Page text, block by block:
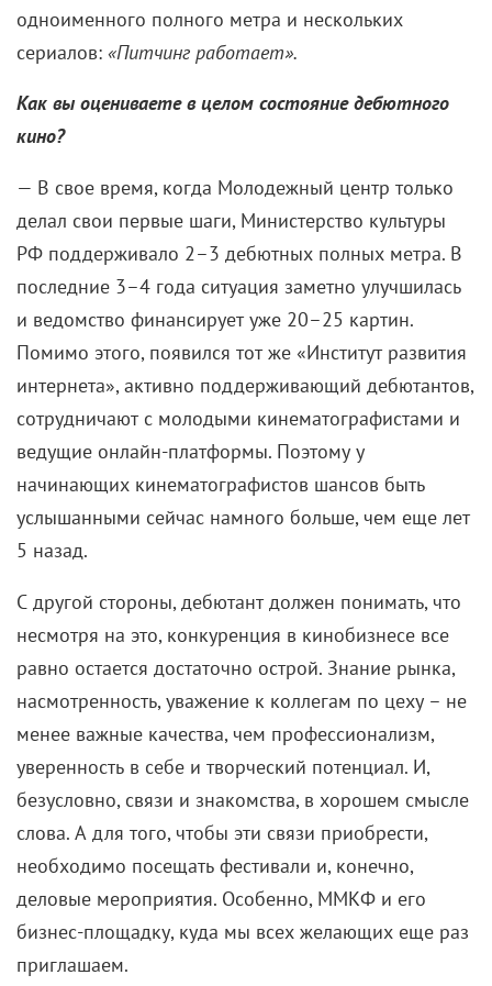
Обсуждая запись, я могла возразить:«Давайте
лучше не так, а вот так», и с этим соглашались. Но
вот однажды я попыталась подсказать Михаилу
Сергеевичу, что неправильно говорить «нАчать», но
человек и хочу говорить так». Я постоянно работала
с Горбачевым, вела все его эфиры – в том числе и
тот, когда он подписывал свою отставку и на
куполе меняли флаг. Я провела Михаила
Сергеевича в зал, посадила, помогла одеть
петличку, все ему рассказала. Очень тревожное и
непростое ощущение было. Когда закончилась
передача, я зашла к нему в кабинет попрощаться и
увидела, что уже табличку снимают с двери…
Ни одна важнейшая телесъемка тогда без вас не
проходила. По идее, вас должны были саму охранять
как президентов.
— Телохранителей не было, но особые условия